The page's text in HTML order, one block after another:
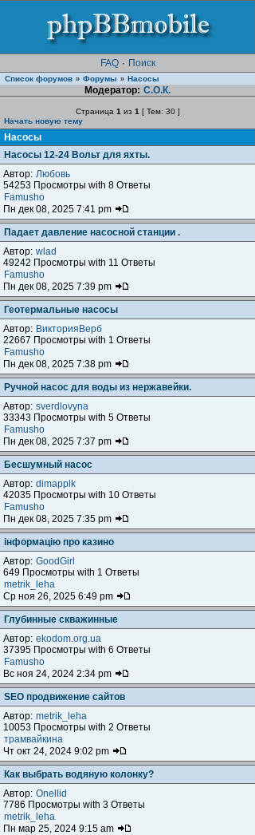
FAQ · Поиск
Список форумов » Форумы » Насосы
Модератор: С.О.К.
Страница 1 из 1 [ Тем: 30 ]
Начать новую тему
Насосы
Насосы 12-24 Вольт для яхты.
Автор: Любовь
54253 Просмотры with 8 Ответы
Famusho
Пн дек 08, 2025 7:41 pm
Падает давление насосной станции .
Автор: wlad
49242 Просмотры with 11 Ответы
Famusho
Пн дек 08, 2025 7:39 pm
Геотермальные насосы
Автор: ВикторияВерб
22667 Просмотры with 1 Ответы
Famusho
Пн дек 08, 2025 7:38 pm
Ручной насос для воды из нержавейки.
Автор: sverdlovyna
33343 Просмотры with 5 Ответы
Famusho
Пн дек 08, 2025 7:37 pm
Бесшумный насос
Автор: dimapplk
42035 Просмотры with 10 Ответы
Famusho
Пн дек 08, 2025 7:35 pm
інформацію про казино
Автор: GoodGirl
649 Просмотры with 1 Ответы
metrik_leha
Ср ноя 26, 2025 6:49 pm
Глубинные скважинные
Автор: ekodom.org.ua
37395 Просмотры with 6 Ответы
Famusho
Вс ноя 24, 2024 2:34 pm
SEO продвижение сайтов
Автор: metrik_leha
10053 Просмотры with 2 Ответы
трамвайкина
Чт окт 24, 2024 9:02 pm
Как выбрать водяную колонку?
Автор: Onellid
7786 Просмотры with 3 Ответы
metrik_leha
Пн мар 25, 2024 9:15 am